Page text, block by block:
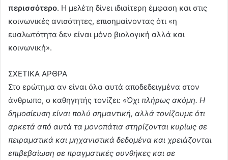
περισσότερο. Η μελέτη δίνει ιδιαίτερη έμφαση και στις
κοινωνικές ανισότητες, επισημαίνοντας ότι «η
ευαλωτότητα δεν είναι μόνο βιολογική αλλά και
κοινωνική».
ΣΧΕΤΙΚΑ ΑΡΘΡΑ
Στο ερώτημα αν είναι όλα αυτά αποδεδειγμένα στον
άνθρωπο, ο καθηγητής τονίζει: «Όχι πλήρως ακόμη. Η
δημοσίευση είναι πολύ σημαντική, αλλά τονίζουμε ότι
αρκετά από αυτά τα μονοπάτια στηρίζονται κυρίως σε
πειραματικά και μηχανιστικά δεδομένα και χρειάζονται
επιβεβαίωση σε πραγματικές συνθήκες και σε